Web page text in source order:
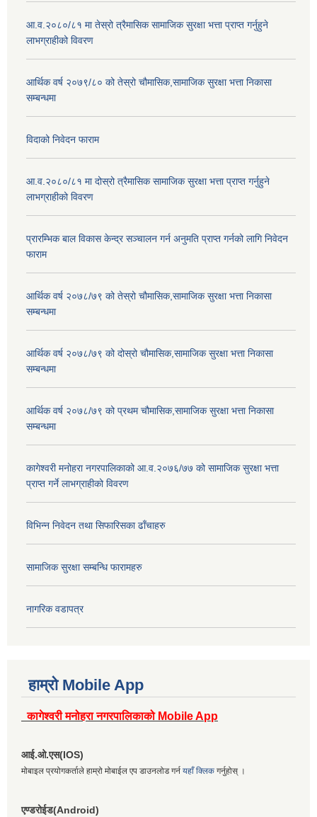
आ.व.२०८०/८१ मा तेस्रो त्रैमासिक सामाजिक सुरक्षा भत्ता प्राप्त गर्नुहुने
लाभग्राहीको विवरण
आर्थिक वर्ष २०७९/८० को तेस्रो चौमासिक,सामाजिक सुरक्षा भत्ता निकासा
सम्बन्धमा
विदाको निवेदन फाराम
आ.व.२०८०/८१ मा दोस्रो त्रैमासिक सामाजिक सुरक्षा भत्ता प्राप्त गर्नुहुने
लाभग्राहीको विवरण
प्रारम्भिक बाल विकास केन्द्र सञ्चालन गर्न अनुमति प्राप्त गर्नको लागि निवेदन
फाराम
आर्थिक वर्ष २०७८/७९ को तेस्रो चौमासिक,सामाजिक सुरक्षा भत्ता निकासा
सम्बन्धमा
आर्थिक वर्ष २०७८/७९ को दोस्रो चौमासिक,सामाजिक सुरक्षा भत्ता निकासा
सम्बन्धमा
आर्थिक वर्ष २०७८/७९ को प्रथम चौमासिक,सामाजिक सुरक्षा भत्ता निकासा
सम्बन्धमा
कागेश्वरी मनोहरा नगरपालिकाको आ.व.२०७६/७७ को सामाजिक सुरक्षा भत्ता
प्राप्त गर्ने लाभग्राहीको विवरण
विभिन्न निवेदन तथा सिफारिसका ढाँचाहरु
सामाजिक सुरक्षा सम्बन्धि फारामहरु
नागरिक वडापत्र
हाम्रो Mobile App
कागेश्वरी मनोहरा नगरपालिकाको Mobile App
आई.ओ.एस(IOS)
मोबाइल प्रयोगकर्ताले हाम्रो मोबाईल एप डाउनलोड गर्न यहाँ क्लिक गर्नुहोस् ।
एण्डरोईड(Android)